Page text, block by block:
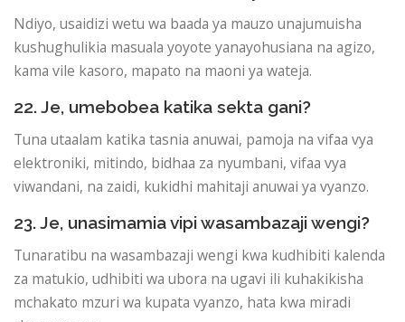
Ndiyo, usaidizi wetu wa baada ya mauzo unajumuisha
kushughulikia masuala yoyote yanayohusiana na agizo,
kama vile kasoro, mapato na maoni ya wateja.
22. Je, umebobea katika sekta gani?
Tuna utaalam katika tasnia anuwai, pamoja na vifaa vya
elektroniki, mitindo, bidhaa za nyumbani, vifaa vya
viwandani, na zaidi, kukidhi mahitaji anuwai ya vyanzo.
23. Je, unasimamia vipi wasambazaji wengi?
Tunaratibu na wasambazaji wengi kwa kudhibiti kalenda
za matukio, udhibiti wa ubora na ugavi ili kuhakikisha
mchakato mzuri wa kupata vyanzo, hata kwa miradi